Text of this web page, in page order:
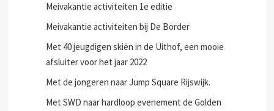
Meivakantie activiteiten 1e editie
Meivakantie activiteiten bij De Border
Met 40 jeugdigen skiën in de Uithof, een mooie
afsluiter voor het jaar 2022
Met de jongeren naar Jump Square Rijswijk.
Met SWD naar hardloop evenement de Golden